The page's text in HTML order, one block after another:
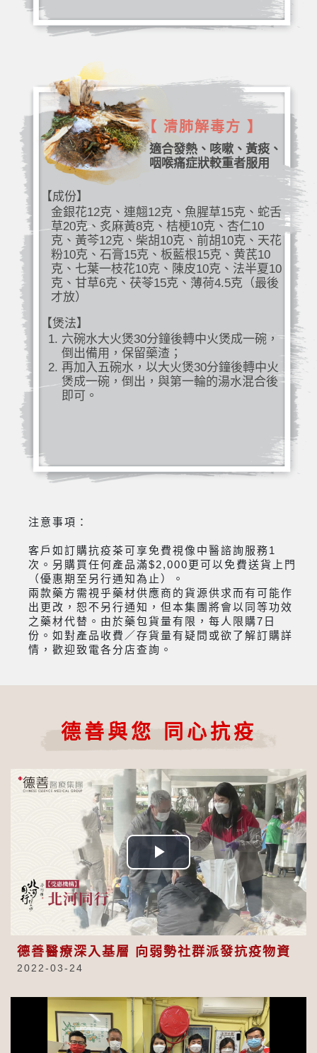
【 清肺解毒方 】
適合發熱、咳嗽、黃痰、
咽喉痛症狀較重者服用
【成份】
金銀花12克、連翹12克、魚腥草15克、蛇舌
草20克、炙麻黃8克、桔梗10克、杏仁10
克、黃芩12克、柴胡10克、前胡10克、天花
粉10克、石膏15克、板藍根15克、黄芪10
克、七葉一枝花10克、陳皮10克、法半夏10
克、甘草6克、茯苓15克、薄荷4.5克（最後
才放）
【煲法】
六碗水大火煲30分鐘後轉中火煲成一碗，
倒出備用，保留藥渣；
再加入五碗水，以大火煲30分鐘後轉中火
煲成一碗，倒出，與第一輪的湯水混合後
即可。
注意事項：
客戶如訂購抗疫茶可享免費視像中醫諮詢服務1
次。另購買任何產品滿$2,000更可以免費送貨上門
（優惠期至另行通知為止）。
兩款藥方需視乎藥材供應商的貨源供求而有可能作
出更改，恕不另行通知，但本集團將會以同等功效
之藥材代替。由於藥包貨量有限，每人限購7日
份。如對產品收費／存貨量有疑問或欲了解訂購詳
情，歡迎致電各分店查詢。
德善與您 同心抗疫
Play
Video
德善醫療深入基層 向弱勢社群派發抗疫物資
2022-03-24